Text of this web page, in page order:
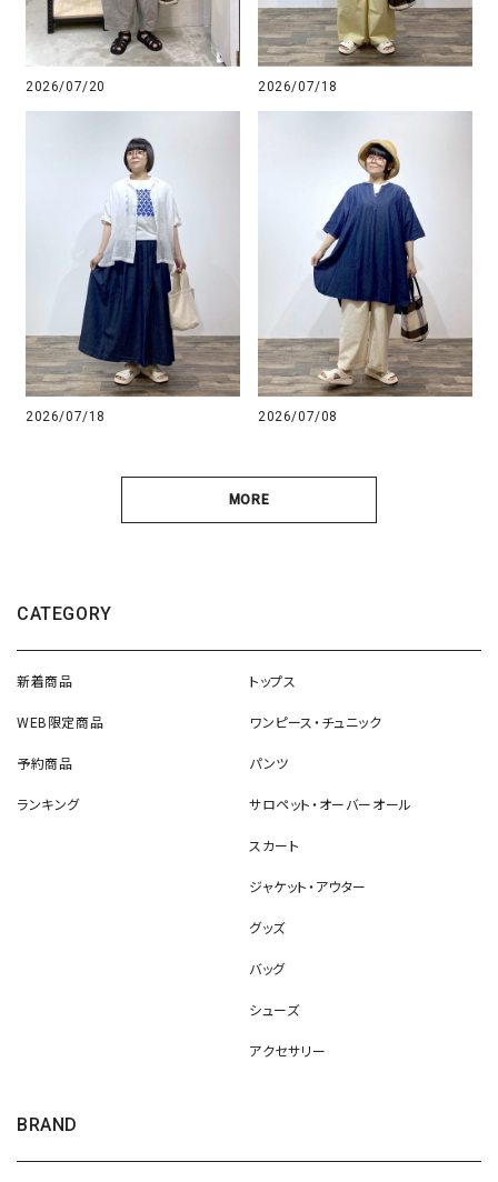
2026/07/20 2026/07/18
2026/07/18 2026/07/08
MORE
CATEGORY
新着商品
WEB限定商品
予約商品
ランキング
トップス
ワンピース・チュニック
パンツ
サロペット・オーバーオール
スカート
ジャケット・アウター
グッズ
バッグ
シューズ
アクセサリー
BRAND